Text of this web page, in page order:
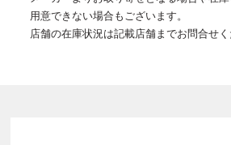
用意できない場合もございます。
店舗の在庫状況は記載店舗までお問合せく